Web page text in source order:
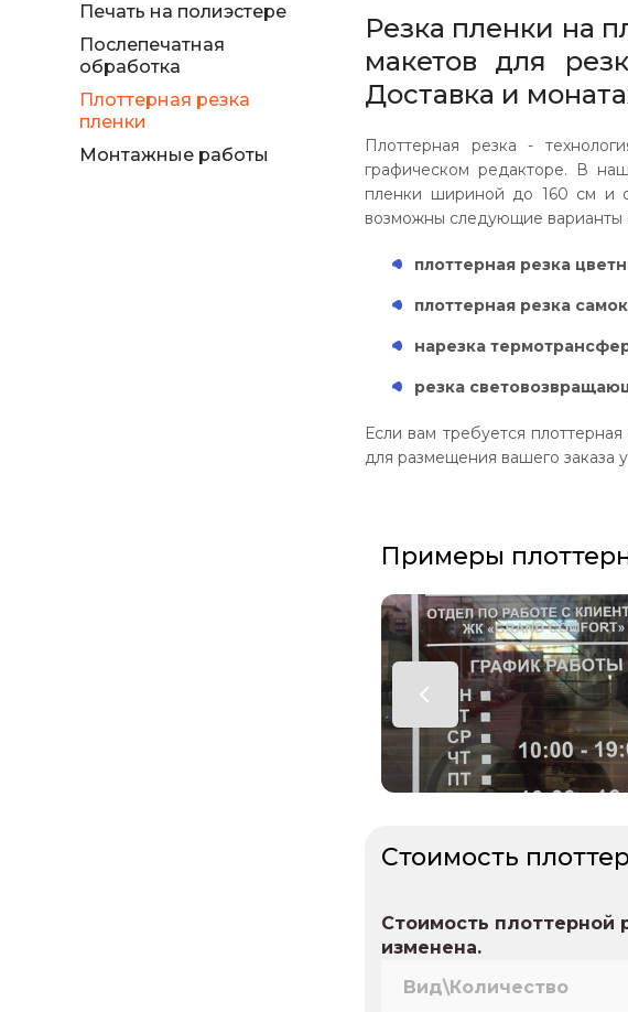
Печать на полиэстере
Послепечатная
обработка
Плоттерная резка
пленки
Монтажные работы
Резка пленки на
макетов для
Доставка и
Плоттерная резка -
графическом редакторе. В
пленки шириной до 160 см и
возможны следующие варианты
плоттерная резка
плоттерная резка
нарезка
резка
Если вам требуется
для размещения вашего заказа
Примеры
Стоимость
Стоимость плоттерной
изменена.
Вид\Количество